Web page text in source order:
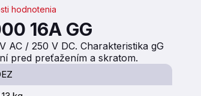
hodnotenia
16A GG
AC / 250 V DC. Charakteristika gG
pred preťažením a skratom.